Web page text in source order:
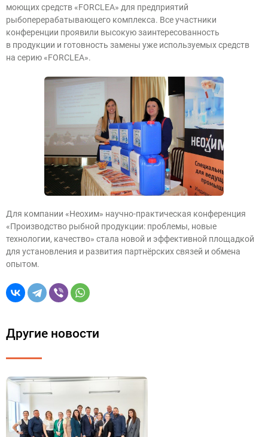
моющих средств «FORCLEA» для предприятий
рыбоперерабатывающего комплекса. Все участники
конференции проявили высокую заинтересованность
в продукции и готовность замены уже используемых средств
на серию «FORCLEA».
Для компании «Неохим» научно-практическая конференция
«Производство рыбной продукции: проблемы, новые
технологии, качество» стала новой и эффективной площадкой
для установления и развития партнёрских связей и обмена
опытом.
Другие новости